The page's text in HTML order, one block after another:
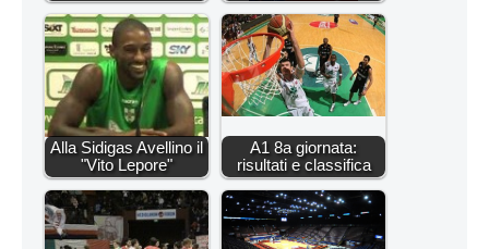
Alla Sidigas Avellino il
"Vito Lepore"
A1 8a giornata:
risultati e classifica